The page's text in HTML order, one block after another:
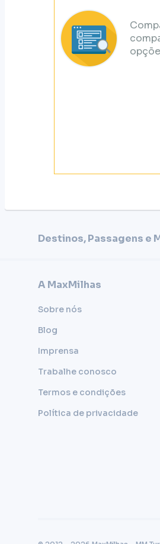
Destinos, Passagens e
A MaxMilhas
Sobre nós
Blog
Imprensa
Trabalhe conosco
Termos e condições
Política de privacidade